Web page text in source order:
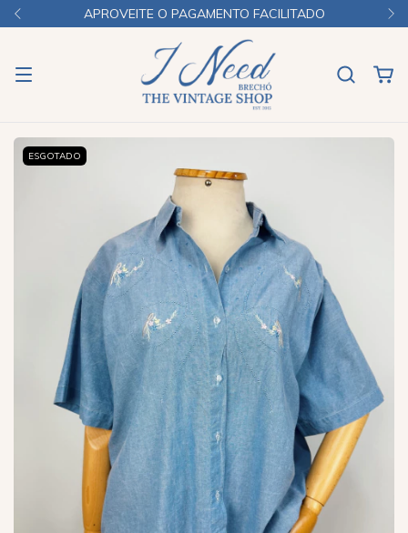
APROVEITE O PAGAMENTO FACILITADO
ESGOTADO